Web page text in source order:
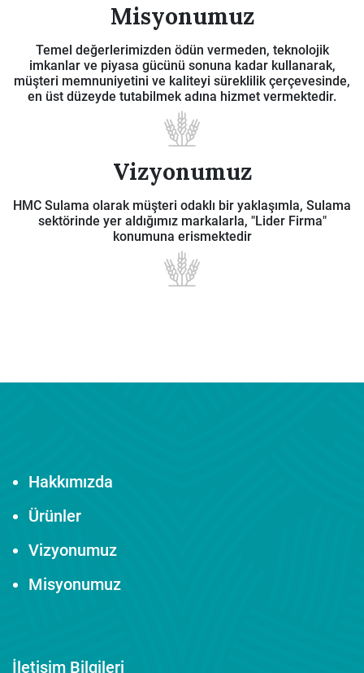
Misyonumuz
Temel değerlerimizden ödün vermeden, teknolojik
imkanlar ve piyasa gücünü sonuna kadar kullanarak,
müşteri memnuniyetini ve kaliteyi süreklilik çerçevesinde,
en üst düzeyde tutabilmek adına hizmet vermektedir.
Vizyonumuz
HMC Sulama olarak müşteri odaklı bir yaklaşımla, Sulama
sektörinde yer aldığımız markalarla, "Lider Firma"
konumuna erismektedir
Hakkımızda
Ürünler
Vizyonumuz
Misyonumuz
İletişim Bilgileri